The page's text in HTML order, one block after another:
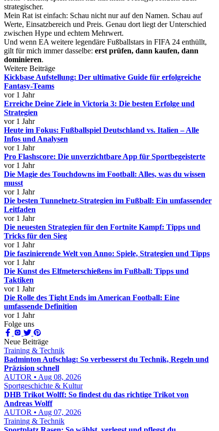
strategischer.
Mein Rat ist einfach: Schau nicht nur auf den Namen. Schau auf
Werte, Einsatzbereich und Preis. Genau dort liegt der Unterschied
zwischen Hype und echtem Mehrwert.
Und wenn EA weitere legendäre Fußballstars in FIFA 24 enthüllt,
gilt für mich immer dasselbe: erst prüfen, dann kaufen, dann
dominieren.
Weitere Beiträge
Kickbase Aufstellung: Der ultimative Guide für erfolgreiche
Fantasy-Teams
vor 1 Jahr
Erreiche Deine Ziele in Victoria 3: Die besten Erfolge und
Strategien
vor 1 Jahr
Heute im Fokus: Fußballspiel Deutschland vs. Italien – Alle
Infos und Analysen
vor 1 Jahr
Pro Flashscore: Die unverzichtbare App für Sportbegeisterte
vor 1 Jahr
Die Magie des Touchdowns im Football: Alles, was du wissen
musst
vor 1 Jahr
Die besten Tunnelnetz-Strategien im Fußball: Ein umfassender
Leitfaden
vor 1 Jahr
Die neuesten Strategien für den Fortnite Kampf: Tipps und
Tricks für den Sieg
vor 1 Jahr
Die faszinierende Welt von Anno: Spiele, Strategien und Tipps
vor 1 Jahr
Die Kunst des Elfmeterschießens im Fußball: Tipps und
Taktiken
vor 1 Jahr
Die Rolle des Tight Ends im American Football: Eine
umfassende Definition
vor 1 Jahr
Folge uns
Neue Beiträge
Training & Technik
Badminton Aufschlag: So verbesserst du Technik, Regeln und
Präzision schnell
AUTOR • Aug 08, 2026
Sportgeschichte & Kultur
DHB Trikot Wolff: So findest du das richtige Trikot von
Andreas Wolff
AUTOR • Aug 07, 2026
Training & Technik